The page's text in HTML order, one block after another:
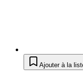
Ajouter à la